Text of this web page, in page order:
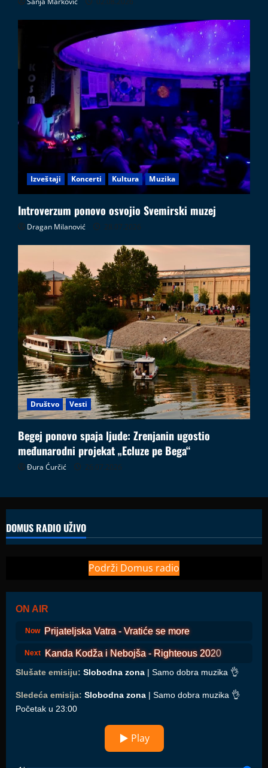
Izveštaji Koncerti Kultura Muzika
Introverzum ponovo osvojio Svemirski muzej
Dragan Milanović 28.07.2026
Društvo Vesti
Begej ponovo spaja ljude: Zrenjanin ugostio
međunarodni projekat „Ecluze pe Bega“
Đura Ćurčić 26.07.2026
DOMUS RADIO UŽIVO
Podrži Domus radio
ON AIR
Now Prijateljska Vatra - Vratiće se more
Next Kanda Kodža i Nebojša - Righteous 2020
Slušate emisiju: Slobodna zona | Samo dobra muzika 👌
Sledeća emisija: Slobodna zona | Samo dobra muzika 👌
Početak u 23:00
▶ Play